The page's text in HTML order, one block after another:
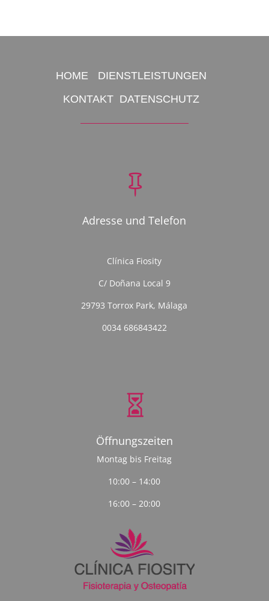
HOME
DIENSTLEISTUNGEN
KONTAKT DATENSCHUTZ

Adresse und Telefon
Clínica Fiosity
C/ Doñana Local 9
29793 Torrox Park, Málaga
0034 686843422

Öffnungszeiten
Montag bis Freitag
10:00 – 14:00
16:00 – 20:00